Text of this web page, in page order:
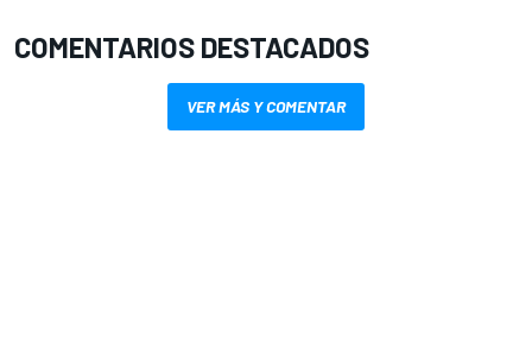
COMENTARIOS DESTACADOS
VER MÁS Y COMENTAR